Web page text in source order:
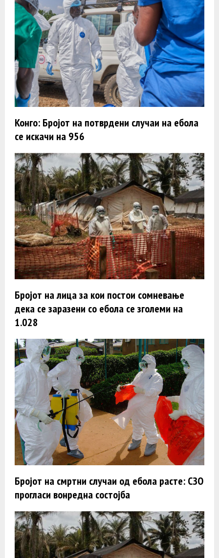
Конго: Бројот на потврдени случаи на ебола
се искачи на 956
Бројот на лица за кои постои сомневање
дека се заразени со ебола се зголеми на
1.028
Бројот на смртни случаи од ебола расте: СЗО
прогласи вонредна состојба